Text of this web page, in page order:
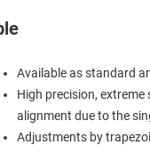
Available as standard
High precision,
alignment due to the
Adjustments by